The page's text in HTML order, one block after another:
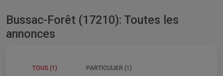
Bussac-Forêt (17210): Toutes les
annonces
TOUS (1) PARTICULIER (1)